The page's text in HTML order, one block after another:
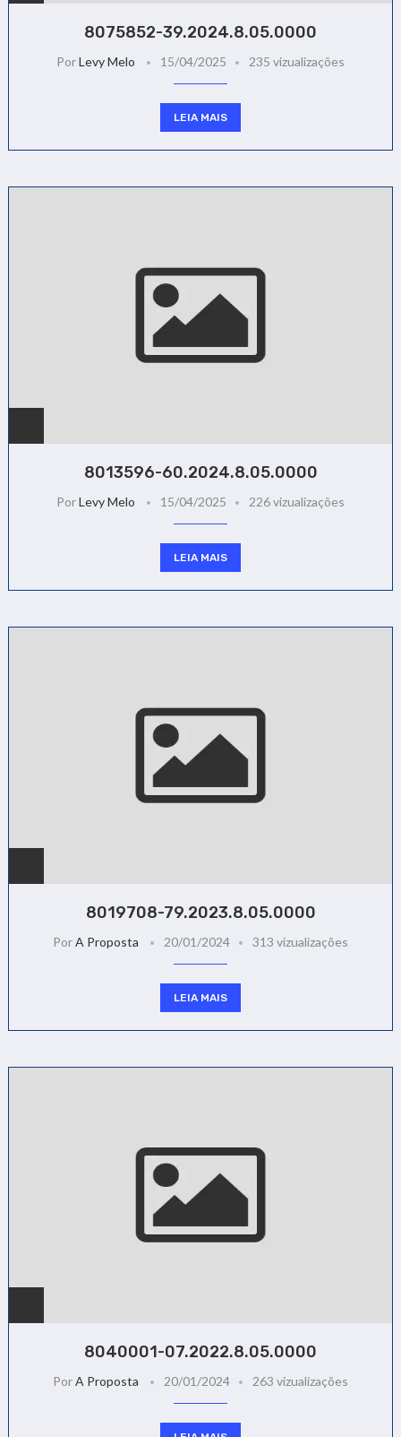
8075852-39.2024.8.05.0000
PorLevy Melo 15/04/2025 235 vizualizações
LEIA MAIS
8013596-60.2024.8.05.0000
PorLevy Melo 15/04/2025 226 vizualizações
LEIA MAIS
8019708-79.2023.8.05.0000
PorA Proposta 20/01/2024 313 vizualizações
LEIA MAIS
8040001-07.2022.8.05.0000
PorA Proposta 20/01/2024 263 vizualizações